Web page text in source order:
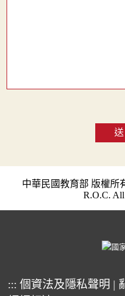
中華民國教育部 版權所
R.O.C. All
::: 個資法及隱私聲明 |